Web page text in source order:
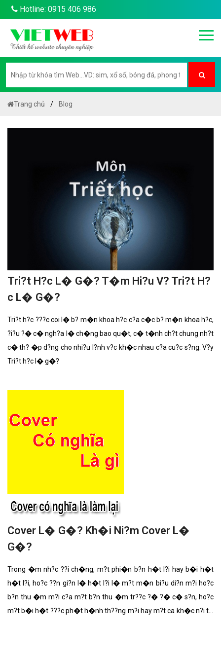
Hotline: 0915 406 986
Trang chủ Blog
Tri?t H?c L� G�? T�m Hi?u V? Tri?t H?
c L� G�?
Tri?t h?c ???c coi l� b? m�n khoa h?c c?a c�c b? m�n khoa h?c,
?i?u ?� c� ngh?a l� ch�ng bao qu�t, c� t�nh ch?t chung nh?t
c� th? �p d?ng cho nhi?u l?nh v?c kh�c nhau c?a cu?c s?ng. V?y
Tri?t h?c l� g�?
Cover L� G�? Kh�i Ni?m Cover L�
G�?
Trong �m nh?c ??i ch�ng, m?t phi�n b?n h�t l?i hay b�i h�t
h�t l?i, ho?c ??n gi?n l� h�t l?i l� m?t m�n bi?u di?n m?i ho?c
b?n thu �m m?i c?a m?t b?n thu �m tr??c ?� ?� c� s?n, ho?c
m?t b�i h�t ???c ph�t h�nh th??ng m?i hay m?t ca kh�c n?i ti?